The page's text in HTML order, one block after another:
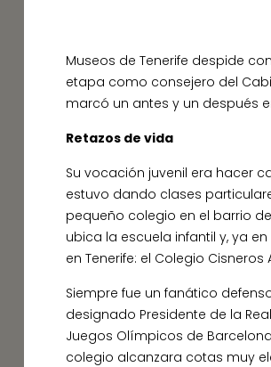
Museos de Tenerife despide
etapa como consejero del
marcó un antes y un después
Retazos de vida
Su vocación juvenil era hacer
estuvo dando clases
pequeño colegio en el barrio
ubica la escuela infantil y, ya
en Tenerife: el Colegio Cisneros
Siempre fue un fanático
designado Presidente de la
Juegos Olímpicos de
colegio alcanzara cotas muy